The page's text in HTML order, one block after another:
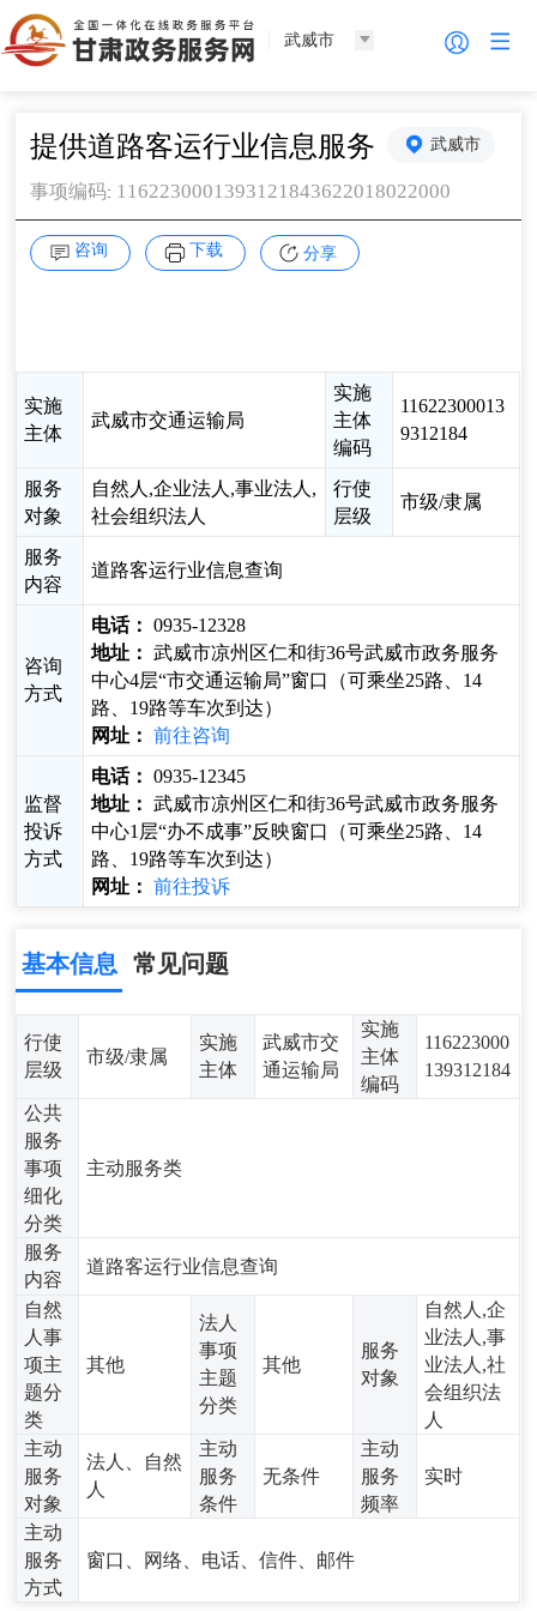
武威市
提供道路客运行业信息服务 武威市
事项编码: 1162230001393121843622018022000
咨询 下载 分享
实施
主体
武威市交通运输局
实施
主体
编码
11622300013
9312184
服务
对象
自然人,企业法人,事业法人,
社会组织法人
行使
层级
市级/隶属
服务
内容
道路客运行业信息查询
咨询
方式
电话： 0935-12328
地址： 武威市凉州区仁和街36号武威市政务服务
中心4层“市交通运输局”窗口（可乘坐25路、14
路、19路等车次到达）
网址：
前往咨询
监督
投诉
方式
电话： 0935-12345
地址： 武威市凉州区仁和街36号武威市政务服务
中心1层“办不成事”反映窗口（可乘坐25路、14
路、19路等车次到达）
网址：
前往投诉
基本信息 常见问题
行使
层级
市级/隶属
实施
主体
武威市交
通运输局
实施
主体
编码
116223000
139312184
公共
服务
事项
细化
分类
主动服务类
服务
内容
道路客运行业信息查询
自然
人事
项主
题分
类
其他
法人
事项
主题
分类
其他
服务
对象
自然人,企
业法人,事
业法人,社
会组织法
人
主动
服务
对象
法人、自然
人
主动
服务
条件
无条件
主动
服务
频率
实时
主动
服务
方式
窗口、网络、电话、信件、邮件